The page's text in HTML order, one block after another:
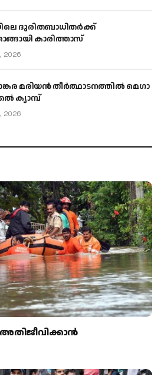
ദുരിതബാധിതർക്ക്
കാരിത്താസ്
2026
മരിയൻ തീർത്ഥാടനത്തിൽ മെഗാ
ക്യാമ്പ്
2026